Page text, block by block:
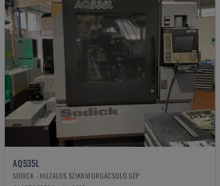
AQ535L
SODICK - HUZALOS SZIKRAFORGÁCSOLÓ GÉP